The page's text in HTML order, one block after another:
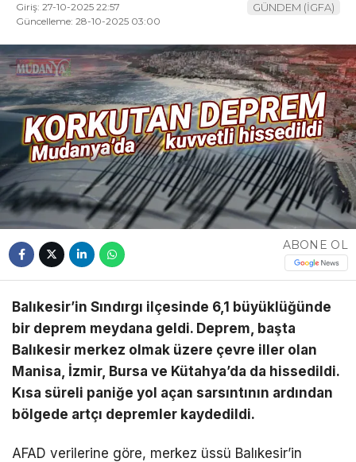
Giriş: 27-10-2025 22:57
Güncelleme: 28-10-2025 03:00
GÜNDEM (İGFA)
ABONE OL
Balıkesir’in Sındırgı ilçesinde 6,1 büyüklüğünde
bir deprem meydana geldi. Deprem, başta
Balıkesir merkez olmak üzere çevre iller olan
Manisa, İzmir, Bursa ve Kütahya’da da hissedildi.
Kısa süreli paniğe yol açan sarsıntının ardından
bölgede artçı depremler kaydedildi.
AFAD verilerine göre, merkez üssü Balıkesir’in